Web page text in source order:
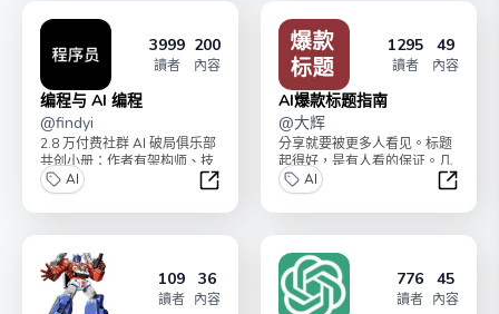
3999
讀者
200
內容
编程与 AI 编程
@findyi
2.8 万付费社群 AI 破局俱乐部
共创小册：作者有架构师、技
术负责人、大厂程序员等，旨
在帮助程序员...
AI
编程与 AI 编程
1295
讀者
49
內容
AI爆款标题指南
@大辉
分享就要被更多人看见。标题
起得好，是有人看的保证。几
百阅读和几万阅读，只差一个
好标题。小册有四个专栏...
AI
AI爆
109
讀者
36
內容
776
讀者
45
內容